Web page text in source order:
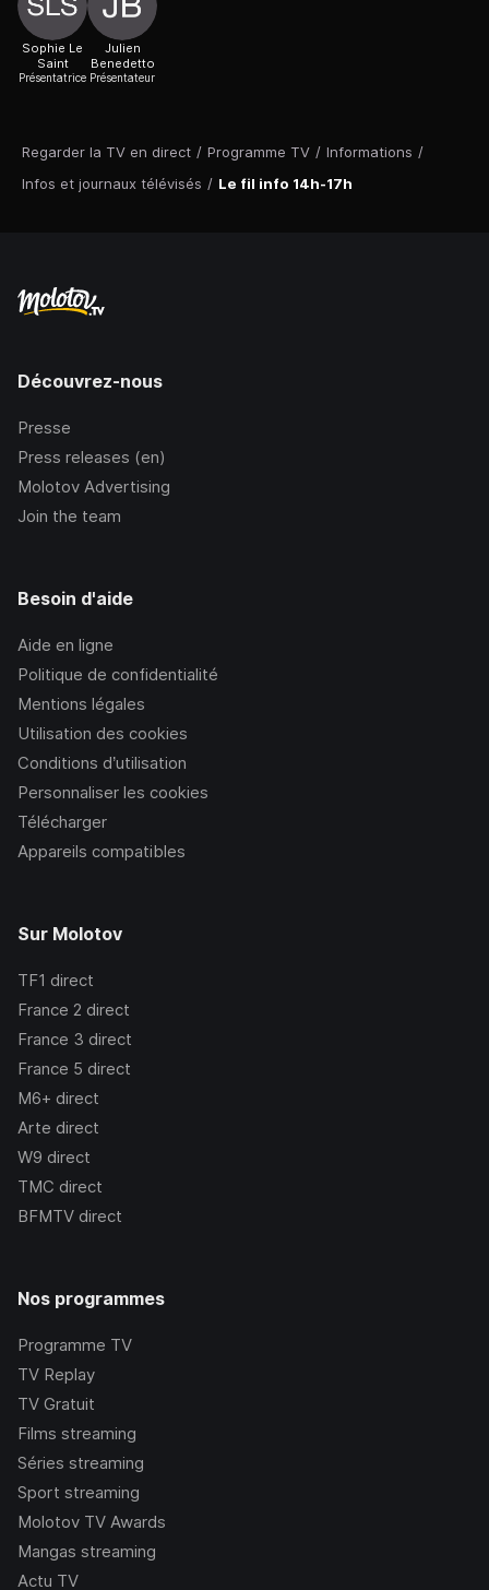
Regarder la TV en direct / Programme TV / Informations /
Infos et journaux télévisés / Le fil info 14h-17h
Sophie Le
Saint
Présentatrice
Julien
Benedetto
Présentateur
Découvrez-nous
Presse
Press releases (en)
Molotov Advertising
Join the team
Besoin d'aide
Aide en ligne
Politique de confidentialité
Mentions légales
Utilisation des cookies
Conditions d’utilisation
Personnaliser les cookies
Télécharger
Appareils compatibles
Sur Molotov
TF1 direct
France 2 direct
France 3 direct
France 5 direct
M6+ direct
Arte direct
W9 direct
TMC direct
BFMTV direct
Nos programmes
Programme TV
TV Replay
TV Gratuit
Films streaming
Séries streaming
Sport streaming
Molotov TV Awards
Mangas streaming
Actu TV